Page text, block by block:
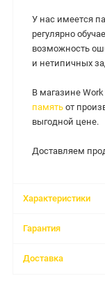
У нас имеется
регулярно
возможность
и нетипичных
В магазине
память от
выгодной цене.
Доставляем
Характеристики
Гарантия
Доставка